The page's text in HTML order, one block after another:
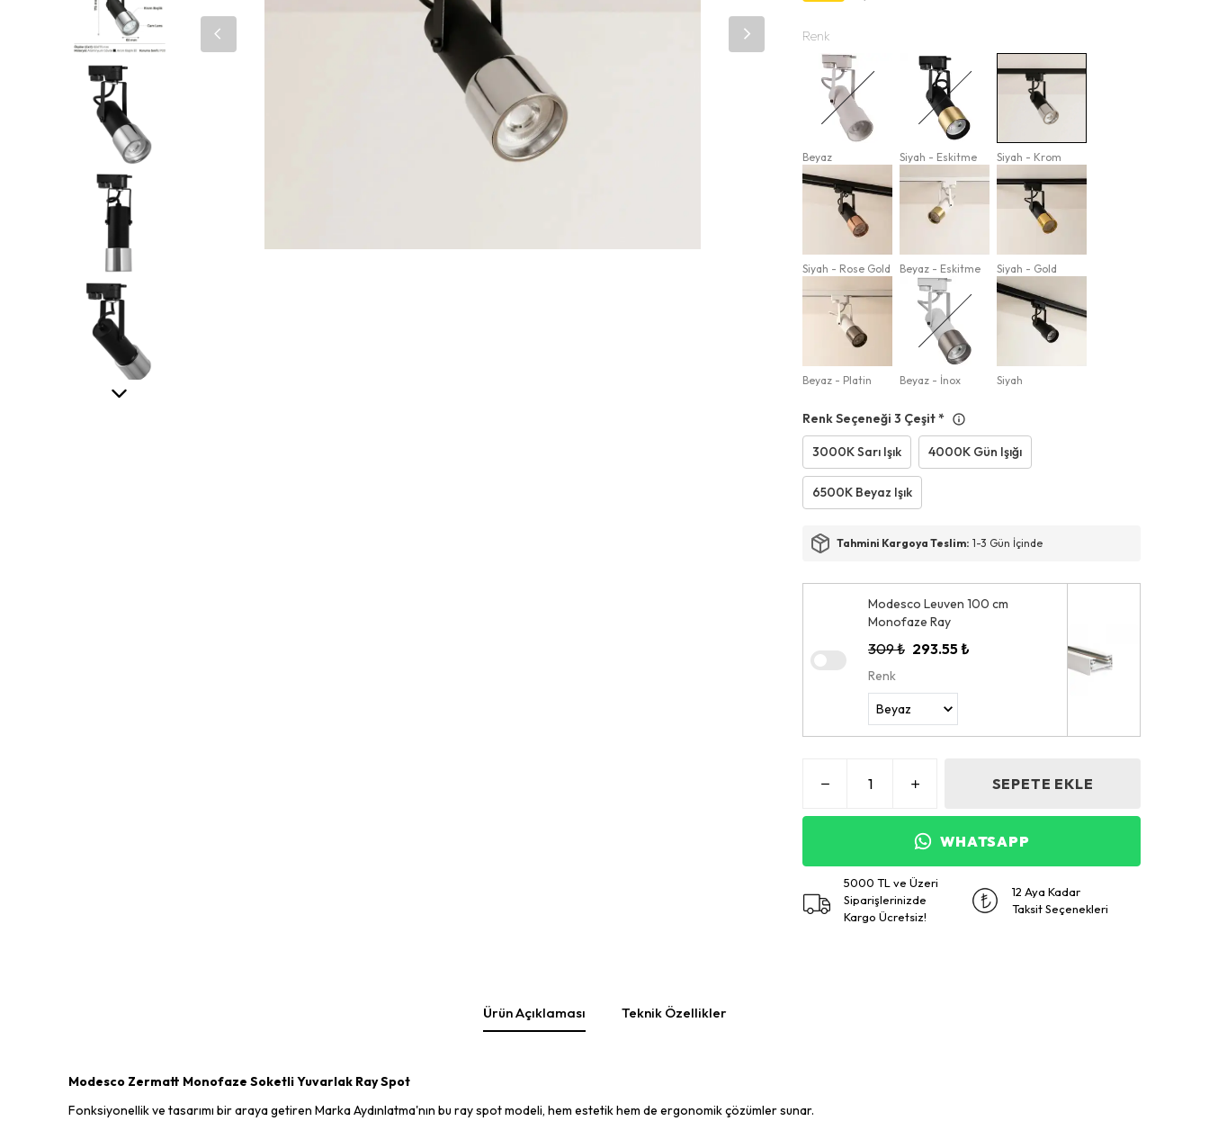
Renk
Beyaz Siyah - Eskitme Siyah - Krom
Siyah - Rose Gold Beyaz - Eskitme Siyah - Gold
Beyaz - Platin Beyaz - İnox Siyah
Renk Seçeneği 3 Çeşit*
3000K Sarı Işık 4000K Gün Işığı
6500K Beyaz Işık
Tahmini Kargoya Teslim: 1-3 Gün İçinde
Modesco Leuven 100 cm
Monofaze Ray
309 ₺ 293.55 ₺
Renk
SEPETE EKLE
WHATSAPP
5000 TL ve Üzeri
Siparişlerinizde
Kargo Ücretsiz!
12 Aya Kadar
Taksit Seçenekleri
Ürün Açıklaması Teknik Özellikler
Modesco Zermatt Monofaze Soketli Yuvarlak Ray Spot
Fonksiyonellik ve tasarımı bir araya getiren Marka Aydınlatma'nın bu ray spot modeli, hem estetik hem de ergonomik çözümler sunar.